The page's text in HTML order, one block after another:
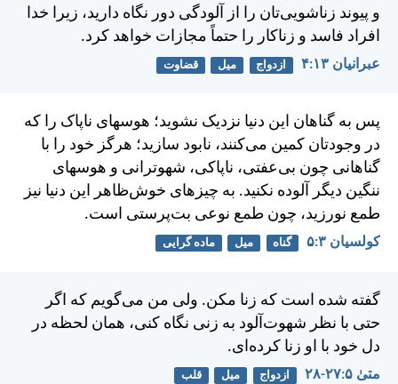
و پيوند زناشويی‌تان را از آلودگی دور نگاه داريد، زيرا خدا
افراد فاسد و زناكار را حتماً مجازات خواهد كرد.
عبرانيان ۱۳:‏۴ ازدواج میل قضاوت
پس به گناهان اين دنيا نزديک نشويد؛ هوسهای ناپاک را كه
در وجودتان كمين می‌كنند، نابود سازيد؛ هرگز خود را با
گناهانی چون بی‌عفتی، ناپاكی، شهوترانی و هوسهای
ننگين ديگر آلوده نكنيد. به چيزهای خوش‌ظاهر اين دنيا نيز
طمع نورزيد، چون طمع نوعی بت‌پرستی است.
کولسیان ۳:‏۵ گناه میل ماده گرایی
گفته شده است كه زنا مكن. ولی من می‌گويم كه اگر
حتی با نظر شهوت‌آلود به زنی نگاه كنی، همان لحظه در
دل خود با او زنا كرده‌ای.
متی‌ٰ ۵:‏۲۷-‏۲۸ ازدواج میل قلب